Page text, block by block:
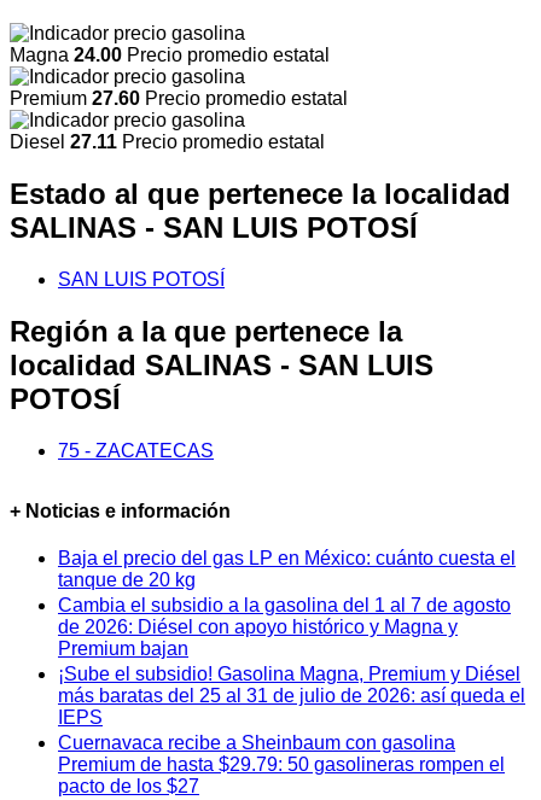
Magna 24.00 Precio promedio estatal
Premium 27.60 Precio promedio estatal
Diesel 27.11 Precio promedio estatal
Estado al que pertenece la localidad
SALINAS - SAN LUIS POTOSÍ
SAN LUIS POTOSÍ
Región a la que pertenece la
localidad SALINAS - SAN LUIS
POTOSÍ
75 - ZACATECAS
+ Noticias e información
Baja el precio del gas LP en México: cuánto cuesta el
tanque de 20 kg
Cambia el subsidio a la gasolina del 1 al 7 de agosto
de 2026: Diésel con apoyo histórico y Magna y
Premium bajan
¡Sube el subsidio! Gasolina Magna, Premium y Diésel
más baratas del 25 al 31 de julio de 2026: así queda el
IEPS
Cuernavaca recibe a Sheinbaum con gasolina
Premium de hasta $29.79: 50 gasolineras rompen el
pacto de los $27